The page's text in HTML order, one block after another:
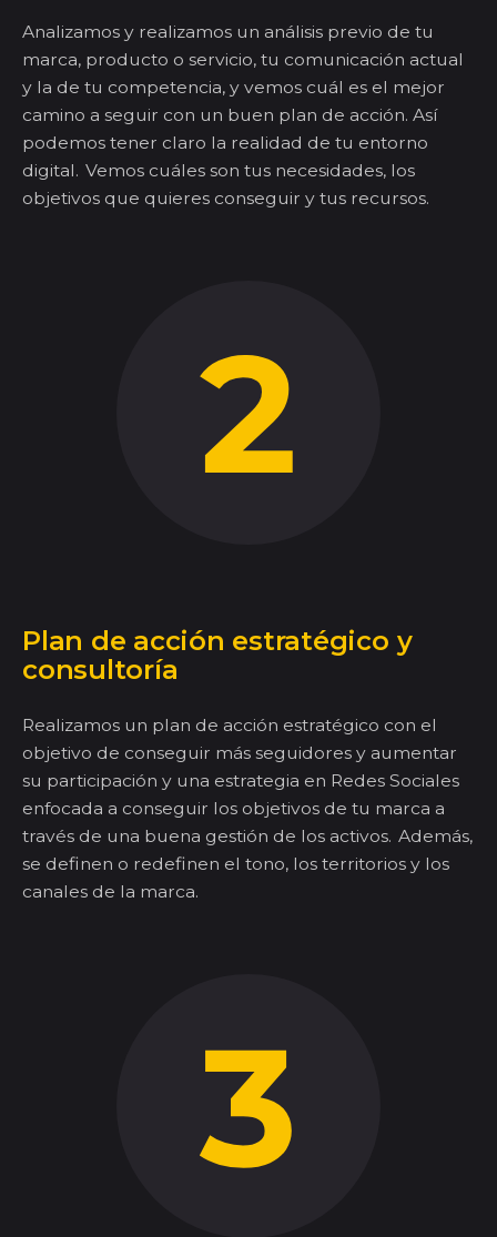
Analizamos y realizamos un análisis previo de tu
marca, producto o servicio, tu comunicación actual
y la de tu competencia, y vemos cuál es el mejor
camino a seguir con un buen plan de acción. Así
podemos tener claro la realidad de tu entorno
digital. Vemos cuáles son tus necesidades, los
objetivos que quieres conseguir y tus recursos.
Plan de acción estratégico y
consultoría
Realizamos un plan de acción estratégico con el
objetivo de conseguir más seguidores y aumentar
su participación y una estrategia en Redes Sociales
enfocada a conseguir los objetivos de tu marca a
través de una buena gestión de los activos. Además,
se definen o redefinen el tono, los territorios y los
canales de la marca.